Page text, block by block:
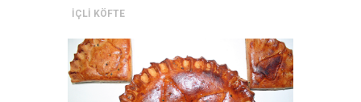
İÇLİ KÖFTE